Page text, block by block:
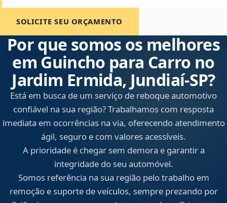
SOLICITE SEU ORÇAMENTO
Por que somos os melhores
em Guincho para Carro no
Jardim Ermida, Jundiaí‑SP?
Está em busca de um serviço de reboque automotivo
confiável na sua região? Trabalhamos com resposta
imediata em ocorrências na via, oferecendo atendimento
ágil, seguro e com valores acessíveis.
A prioridade é chegar sem demora e garantir a
integridade do seu automóvel.
Somos referência na sua região pelo trabalho em
remoção e suporte de veículos, sempre prezando por